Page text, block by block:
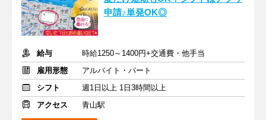
申請♪単発OK◎
給与
時給1250～1400円+交通費・他手当
雇用形態
アルバイト・パート
シフト
週1日以上 1日3時間以上
アクセス
青山駅